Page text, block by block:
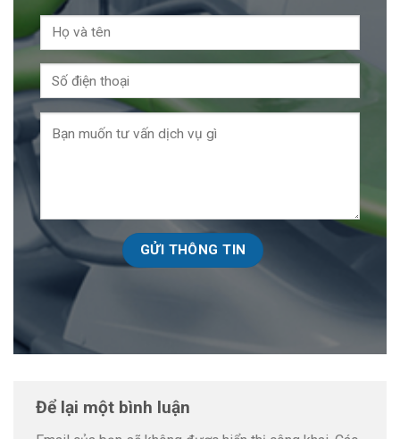
Để lại một bình luận